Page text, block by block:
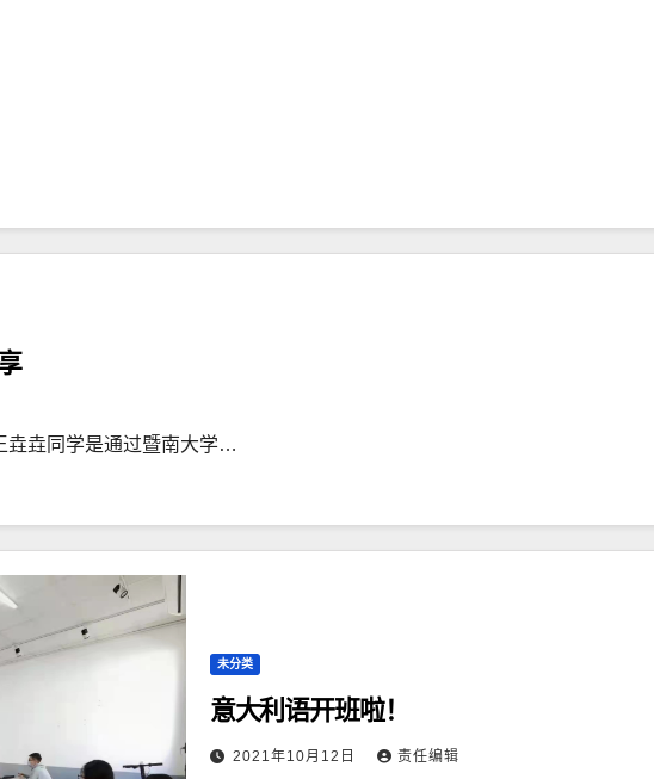
垚垚同学是通过暨南大学…
未分类
意大利语开班啦！
2021年10月12日 责任编辑